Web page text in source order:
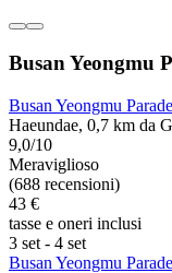
Busan Yeongmu
Busan Yeongmu
Haeundae, 0,7 km da
9,0/10
Meraviglioso
(688 recensioni)
43 €
tasse e oneri inclusi
3 set - 4 set
Busan Yeongmu